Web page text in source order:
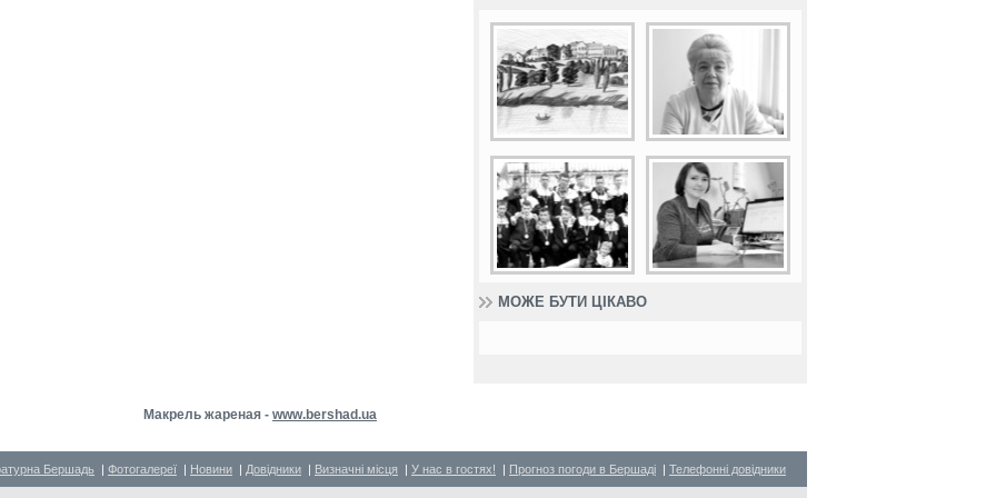
МОЖЕ БУТИ ЦІКАВО
Макрель жареная - www.bershad.ua
Бершадь | Фотогалереї | Новини | Довідники | Визначні місця | У нас в гостях! | Прогноз погоди в Бершаді | Телефонні довідники